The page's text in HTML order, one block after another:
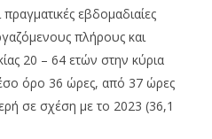
εβδομαδιαίες
πλήρους και
20 – 64 ετών στην κύρια
όρο 36 ώρες, από 37 ώρες
σε σχέση με το 2023 (36,1